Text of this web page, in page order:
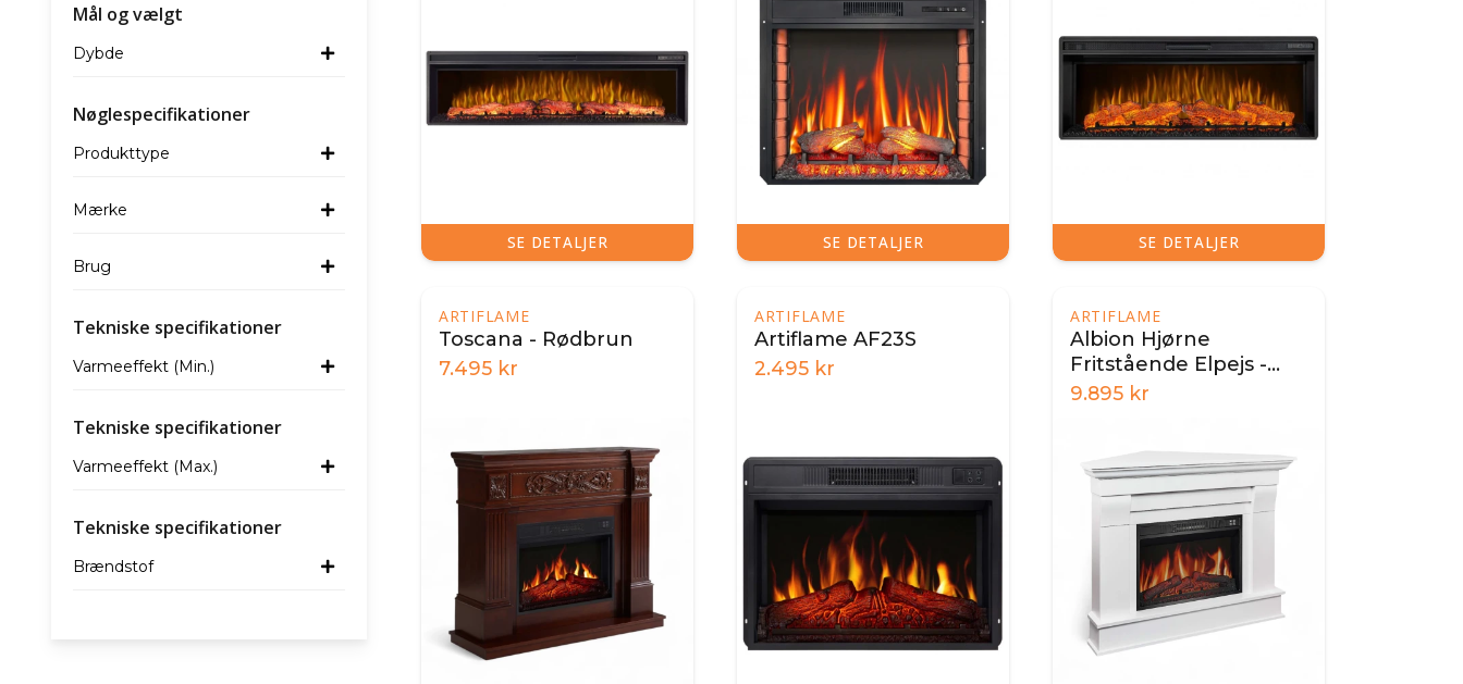
Mål og vælgt
Dybde
Nøglespecifikationer
Produkttype
Mærke
Brug
Tekniske specifikationer
Varmeeffekt (Min.)
Tekniske specifikationer
Varmeeffekt (Max.)
Tekniske specifikationer
Brændstof
SE DETALJER SE DETALJER SE DETALJER
ARTIFLAME
Toscana - Rødbrun
7.495 kr
ARTIFLAME
Artiflame AF23S
2.495 kr
ARTIFLAME
Albion Hjørne
Fritstående Elpejs -
Hvid
9.895 kr